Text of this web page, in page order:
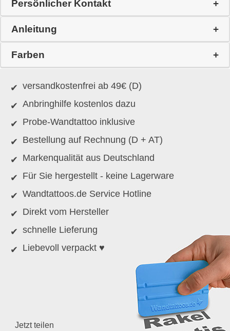
Persönlicher Kontakt
Anleitung
Farben
versandkostenfrei ab 49€ (D)
Anbringhilfe kostenlos dazu
Probe-Wandtattoo inklusive
Bestellung auf Rechnung (D + AT)
Markenqualität aus Deutschland
Für Sie hergestellt - keine Lagerware
Wandtattoos.de Service Hotline
Direkt vom Hersteller
schnelle Lieferung
Liebevoll verpackt ♥
Jetzt teilen